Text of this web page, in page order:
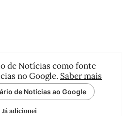
de Notícias como fonte
no Google. Saber mais
de Notícias ao Google
Já adicionei